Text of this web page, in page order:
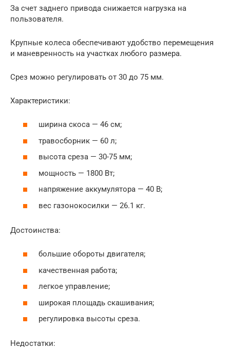
За счет заднего привода снижается нагрузка на
пользователя.
Крупные колеса обеспечивают удобство перемещения
и маневренность на участках любого размера.
Срез можно регулировать от 30 до 75 мм.
Характеристики:
ширина скоса — 46 см;
травосборник — 60 л;
высота среза — 30-75 мм;
мощность — 1800 Вт;
напряжение аккумулятора — 40 В;
вес газонокосилки — 26.1 кг.
Достоинства:
большие обороты двигателя;
качественная работа;
легкое управление;
широкая площадь скашивания;
регулировка высоты среза.
Недостатки: